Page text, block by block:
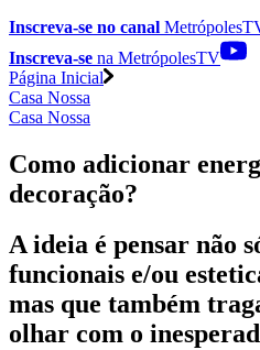
Inscreva-se no canal
Inscreva-se na MetrópolesTV
Página Inicial
Casa Nossa
Casa Nossa
Como adicionar
decoração?
A ideia é pensar não
funcionais e/ou
mas que também
olhar com o